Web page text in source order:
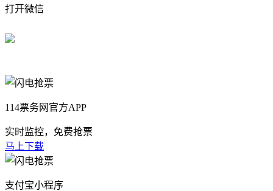
打开微信
114票务网官方APP
实时监控，免费抢票
马上下载
支付宝小程序